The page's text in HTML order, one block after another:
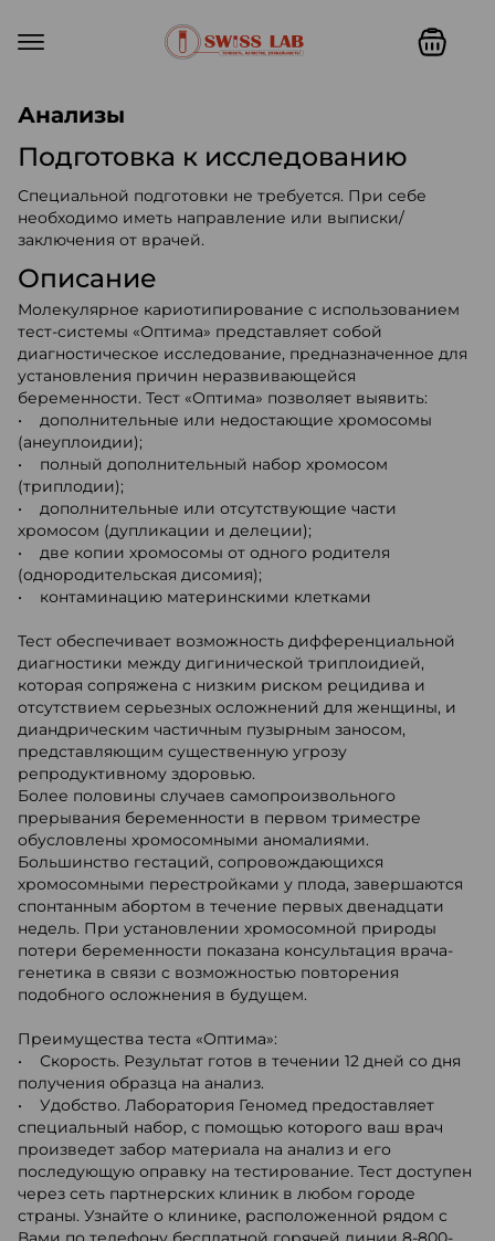
Анализы
Подготовка к исследованию
Специальной подготовки не требуется. При себе
необходимо иметь направление или выписки/
заключения от врачей.
Описание
Молекулярное кариотипирование с использованием
тест-системы «Оптима» представляет собой
диагностическое исследование, предназначенное для
установления причин неразвивающейся
беременности. Тест «Оптима» позволяет выявить:
• дополнительные или недостающие хромосомы
(анеуплоидии);
• полный дополнительный набор хромосом
(триплодии);
• дополнительные или отсутствующие части
хромосом (дупликации и делеции);
• две копии хромосомы от одного родителя
(однородительская дисомия);
• контаминацию материнскими клетками
Тест обеспечивает возможность дифференциальной
диагностики между дигинической триплоидией,
которая сопряжена с низким риском рецидива и
отсутствием серьезных осложнений для женщины, и
диандрическим частичным пузырным заносом,
представляющим существенную угрозу
репродуктивному здоровью.
Более половины случаев самопроизвольного
прерывания беременности в первом триместре
обусловлены хромосомными аномалиями.
Большинство гестаций, сопровождающихся
хромосомными перестройками у плода, завершаются
спонтанным абортом в течение первых двенадцати
недель. При установлении хромосомной природы
потери беременности показана консультация врача-
генетика в связи с возможностью повторения
подобного осложнения в будущем.
Преимущества теста «Оптима»:
• Скорость. Результат готов в течении 12 дней со дня
получения образца на анализ.
• Удобство. Лаборатория Геномед предоставляет
специальный набор, с помощью которого ваш врач
произведет забор материала на анализ и его
последующую оправку на тестирование. Тест доступен
через сеть партнерских клиник в любом городе
страны. Узнайте о клинике, расположенной рядом с